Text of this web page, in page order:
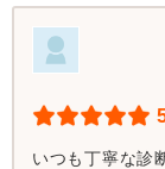
いつも丁寧な診